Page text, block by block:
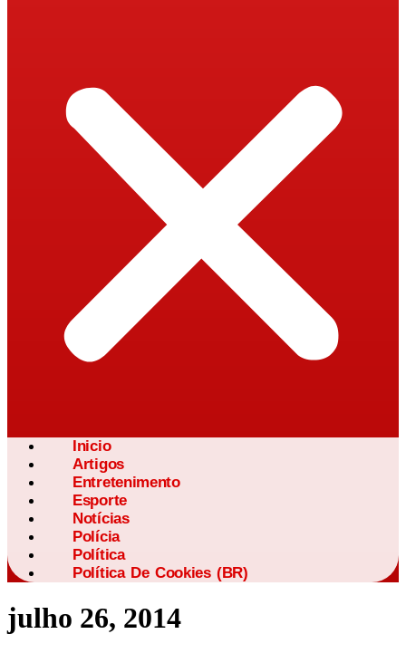
Inicio
Artigos
Entretenimento
Esporte
Notícias
Polícia
Política
Política De Cookies (BR)
julho 26, 2014